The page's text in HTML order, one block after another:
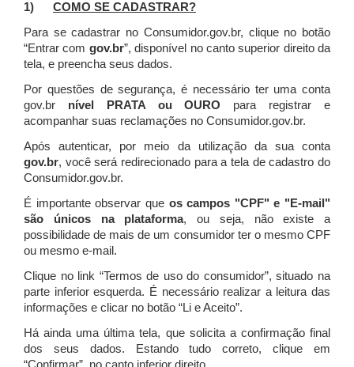
1) COMO SE CADASTRAR?
Para se cadastrar no Consumidor.gov.br, clique no botão
“Entrar com gov.br”, disponível no canto superior direito da
tela, e preencha seus dados.
Por questões de segurança, é necessário ter uma conta
gov.br nível PRATA ou OURO para registrar e
acompanhar suas reclamações no Consumidor.gov.br.
Após autenticar, por meio da utilização da sua conta
gov.br, você será redirecionado para a tela de cadastro do
Consumidor.gov.br.
É importante observar que os campos "CPF" e "E-mail"
são únicos na plataforma, ou seja, não existe a
possibilidade de mais de um consumidor ter o mesmo CPF
ou mesmo e-mail.
Clique no link “Termos de uso do consumidor”, situado na
parte inferior esquerda. É necessário realizar a leitura das
informações e clicar no botão “Li e Aceito”.
Há ainda uma última tela, que solicita a confirmação final
dos seus dados. Estando tudo correto, clique em